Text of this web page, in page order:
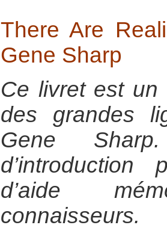
There Are
Gene Sharp
Ce livret est
des grandes
Gene
d’aide
connaisseurs.